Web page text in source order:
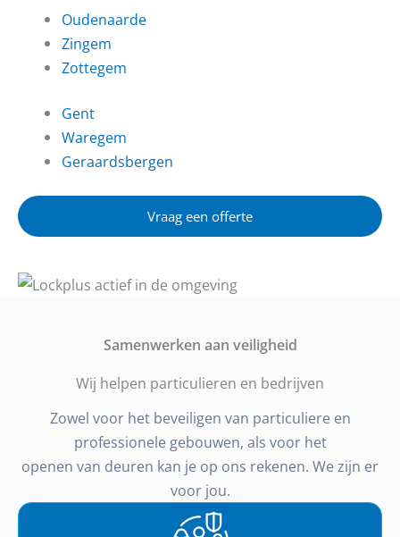
Oudenaarde
Zingem
Zottegem
Gent
Waregem
Geraardsbergen
Vraag een offerte
Samenwerken aan veiligheid
Wij helpen particulieren en bedrijven
Zowel voor het beveiligen van particuliere en
professionele gebouwen, als voor het
openen van deuren kan je op ons rekenen. We zijn er
voor jou.